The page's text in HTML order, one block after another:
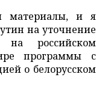
материалы, и я
на уточнение
российском
программы с
о белорусском